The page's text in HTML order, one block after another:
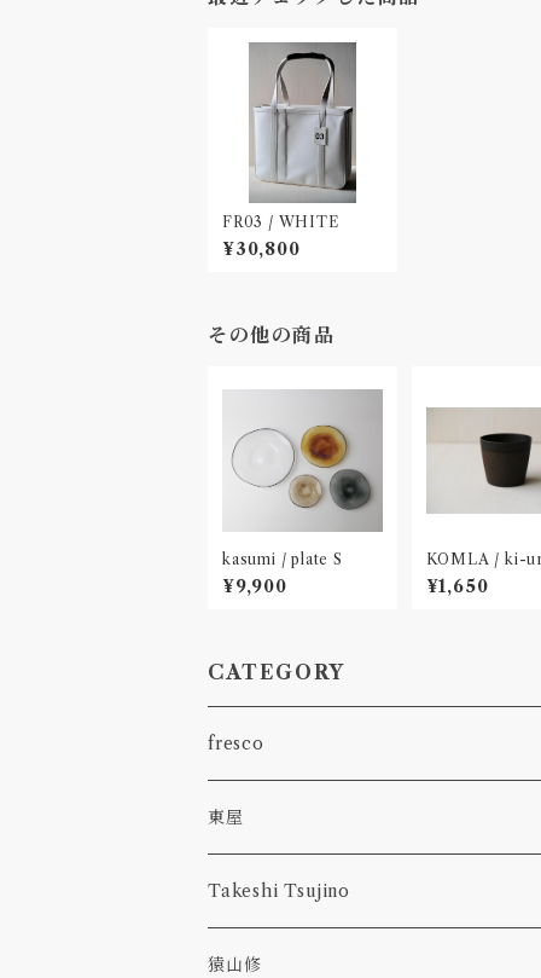
FR03 / WHITE
¥30,800
その他の商品
kasumi / plate S
¥9,900
KOMLA / ki-
¥1,650
CATEGORY
fresco
spora
1.9m
bowl
kasumi
東屋
型皿
hagi
Takeshi Tsujino
scavo
猿山修